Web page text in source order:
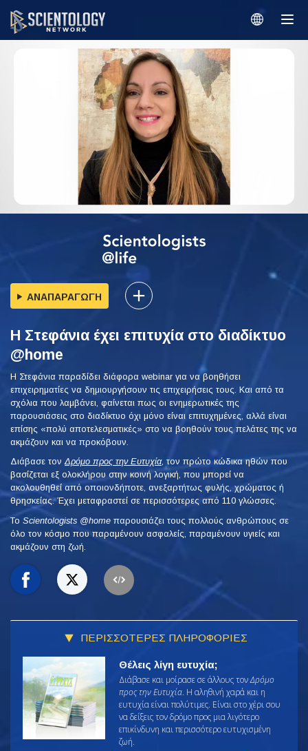
ΑΝΑΠΑΡΑΓΩΓΗ
Η Στεφάνια έχει επιτυχία στο διαδίκτυο
@home
Η Στεφάνια παραδίδει διάφορα webinar για να βοηθήσει
επιχειρηματίες να δημιουργήσουν τις επιχειρήσεις τους. Και από τα
σχόλια που λαμβάνει, φαίνεται πως οι ενημερωτικές της
παρουσιάσεις στο διαδίκτυο όχι μόνο είναι επιτυχημένες, αλλά είναι
επίσης «πολύ αποτελεσματικές» στο να βοηθούν τους πελάτες της να
ακμάζουν και να προκόβουν.
Διάβασε τονΔρόμο προς την Ευτυχία, τον πρώτο κώδικα ηθών που
βασίζεται εξ ολοκλήρου στην κοινή λογική, που μπορεί να
ακολουθηθεί από οποιονδήποτε, ανεξαρτήτως φυλής, χρώματος ή
θρησκείας. Έχει μεταφραστεί σε περισσότερες από 110 γλώσσες.
To Scientologists @home παρουσιάζει τους πολλούς ανθρώπους σε
όλο τον κόσμο που παραμένουν ασφαλείς, παραμένουν υγιείς και
ακμάζουν στη ζωή.
ΠΕΡΙΣΣΟΤΕΡΕΣ ΠΛΗΡΟΦΟΡΙΕΣ
Θέλεις λίγη ευτυχία;
Διάβασε και μοίρασε σε άλλους τονΔρόμο
προς την Ευτυχία. Η αληθινή χαρά και η
ευτυχία είναι πολύτιμες. Είναι στο χέρι σου
να δείξεις τον δρόμο προς μια λιγότερο
επικίνδυνη και περισσότερο ευτυχισμένη
ζωή.